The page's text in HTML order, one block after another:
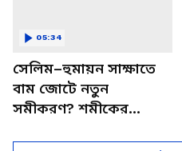
সেলিম–হুমায়ন সাক্ষাতে
বাম জোটে নতুন
সমীকরণ? শমীকের
05:34